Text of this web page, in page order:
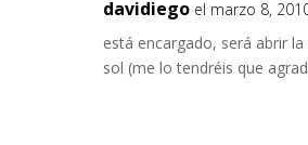
davidiego el marzo 8,
está encargado, será abrir
sol (me lo tendréis que